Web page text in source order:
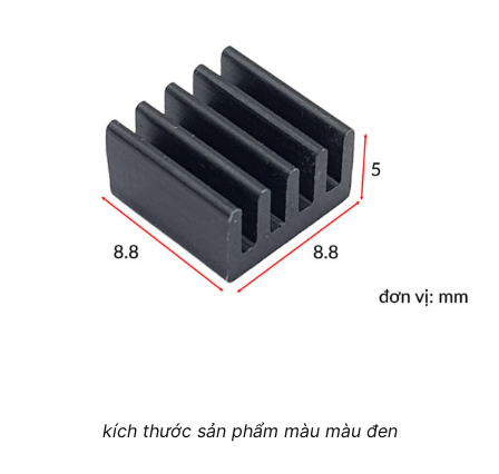
kích thước sản phẩm màu màu đen